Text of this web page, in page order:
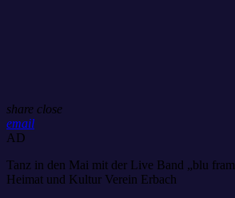
share close
email
AD
Tanz in den Mai mit der Live Band „blu
Heimat und Kultur Verein Erbach